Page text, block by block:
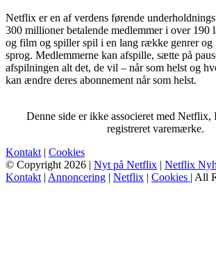
Netflix er en af verdens førende
300 millioner betalende medlemmer i over 190
og film og spiller spil i en lang række genrer og
sprog. Medlemmerne kan afspille, sætte på
afspilningen alt det, de vil – når som helst og
kan ændre deres abonnement når som helst.
Denne side er ikke associeret med
registreret varemærke.
Kontakt | Cookies
© Copyright 2026 | Nyt på Netflix | Netflix
Kontakt | Annoncering | Netflix | Cookies | All